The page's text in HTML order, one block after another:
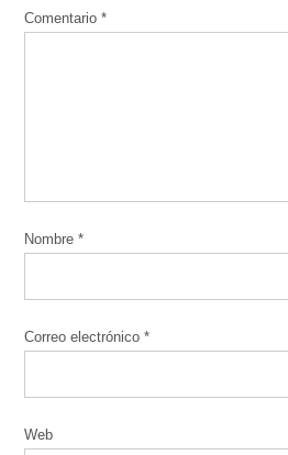
Comentario*
Nombre*
Correo electrónico*
Web